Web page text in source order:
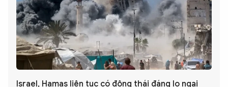
Israel, Hamas liên tục có động thái đáng lo ngại